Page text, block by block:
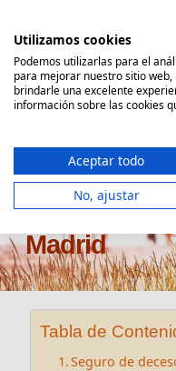
contenido
Comparador Seguro
Oficinas
Madrid
Tabla de
Seguro de
Utilizamos cookies
Podemos utilizarlas para el
para mejorar nuestro sitio
brindarle una excelente
información sobre las cookies
Aceptar todo
No, ajustar